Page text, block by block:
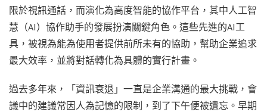
限於視訊通話，而演化為高度智能的協作平台，其中人工智
慧（AI）協作助手的發展扮演關鍵角色。這些先進的AI工
具，被視為能為使用者提供前所未有的協助，幫助企業追求
最大效率，並將對話轉化為具體的實行計畫。
過去多年來，「資訊衰退」一直是企業溝通的最大挑戰，會
議中的建議常因人為記憶的限制，到了下午便被遺忘。早期